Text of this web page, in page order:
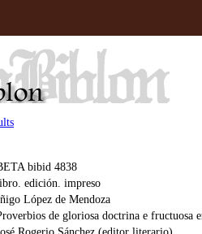
bibid 4838
edición. impreso
López de Mendoza
de gloriosa doctrina e fructuosa